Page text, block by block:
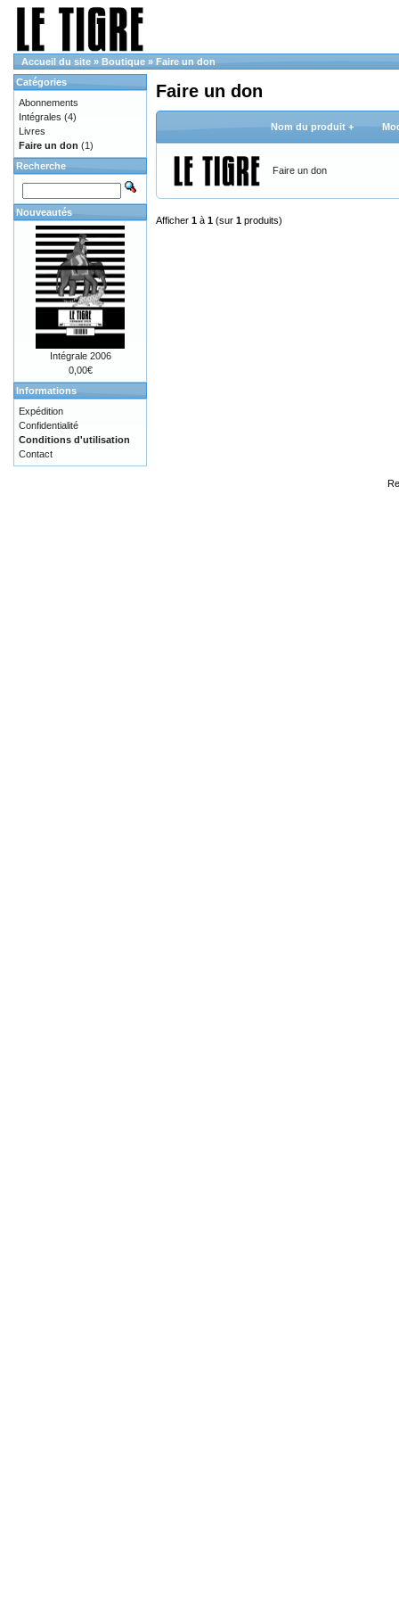
Accueil du site » Boutique » Faire un don
Faire un don
Nom du produit +
Faire un don
Afficher 1 à 1 (sur 1 produits)
Catégories
Abonnements
Intégrales (4)
Livres
Faire un don (1)
Recherche
Nouveautés
Intégrale 2006
0,00€
Informations
Expédition
Confidentialité
Conditions d'utilisation
Contact